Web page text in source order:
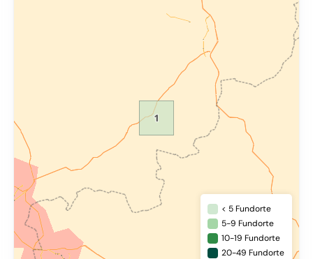
< 5 Fundorte
5-9 Fundorte
10-19 Fundorte
20-49 Fundorte